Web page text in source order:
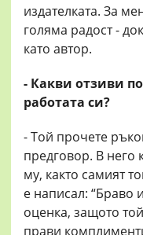
издателката. За
голяма радост -
като автор.
- Какви отзиви
работата си?
- Той прочете
предговор. В него
му, както самият
е написал: “Браво
оценка, защото
прави